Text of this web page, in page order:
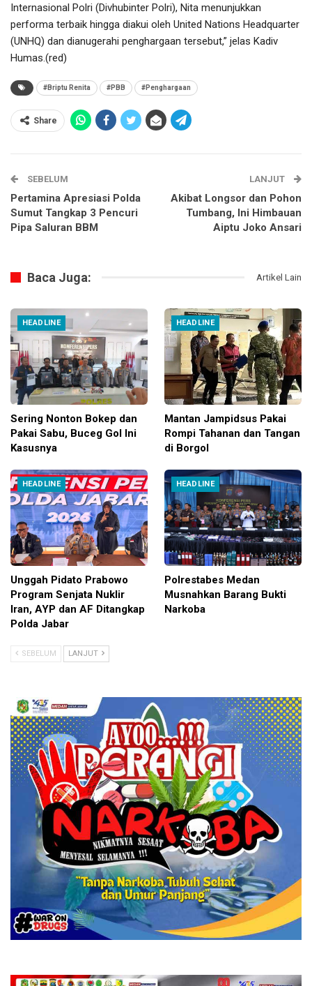
Internasional Polri (Divhubinter Polri), Nita menunjukkan
performa terbaik hingga diakui oleh United Nations Headquarter
(UNHQ) dan dianugerahi penghargaan tersebut,” jelas Kadiv
Humas.(red)
#Briptu Renita #PBB #Penghargaan
Share
SEBELUM
Pertamina Apresiasi Polda
Sumut Tangkap 3 Pencuri
Pipa Saluran BBM
LANJUT
Akibat Longsor dan Pohon
Tumbang, Ini Himbauan
Aiptu Joko Ansari
Baca Juga: Artikel Lain
HEADLINE
Sering Nonton Bokep dan
Pakai Sabu, Buceg Gol Ini
Kasusnya
HEADLINE
Mantan Jampidsus Pakai
Rompi Tahanan dan Tangan
di Borgol
HEADLINE
Unggah Pidato Prabowo
Program Senjata Nuklir
Iran, AYP dan AF Ditangkap
Polda Jabar
HEADLINE
Polrestabes Medan
Musnahkan Barang Bukti
Narkoba
SEBELUM LANJUT